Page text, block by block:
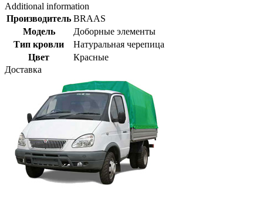
Additional information
Производитель BRAAS
Модель
Доборные элементы
Тип кровли
Натуральная черепица
Цвет
Красные
Доставка